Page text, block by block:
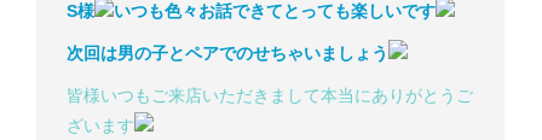
S様 いつも色々お話できてとっても楽しいです
次回は男の子とペアでのせちゃいましょう
皆様いつもご来店いただきまして本当にありがとうご
ざいます